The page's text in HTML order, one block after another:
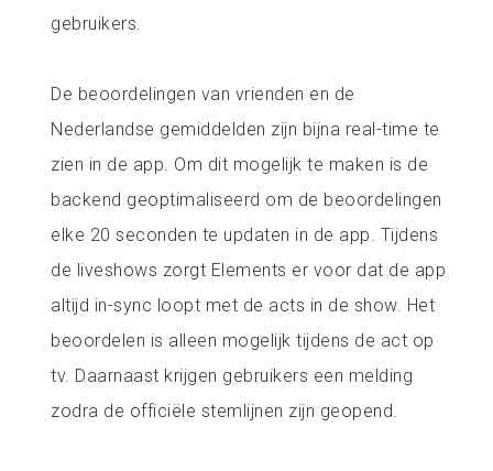
gebruikers.
De beoordelingen van vrienden en de
Nederlandse gemiddelden zijn bijna real-time te
zien in de app. Om dit mogelijk te maken is de
backend geoptimaliseerd om de beoordelingen
elke 20 seconden te updaten in de app. Tijdens
de liveshows zorgt Elements er voor dat de app
altijd in-sync loopt met de acts in de show. Het
beoordelen is alleen mogelijk tijdens de act op
tv. Daarnaast krijgen gebruikers een melding
zodra de officiële stemlijnen zijn geopend.